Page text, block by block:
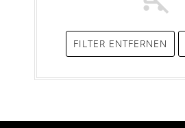
FILTER ENTFERNEN